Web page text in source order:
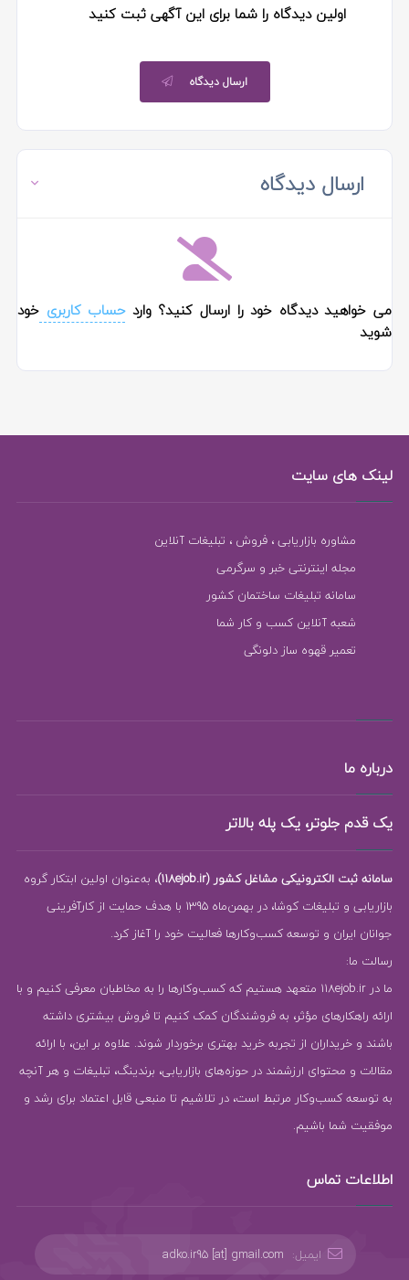
اولین دیدگاه را شما برای این آگهی ثبت کنید
ارسال دیدگاه
ارسال دیدگاه
می خواهید دیدگاه خود را ارسال کنید؟ واردحساب کاربریخود
شوید
لینک های سایت
مشاوره بازاریابی ، فروش ، تبلیغات آنلاین
مجله اینترنتی خبر و سرگرمی
سامانه تبلیغات ساختمان کشور
شعبه آنلاین کسب و کار شما
تعمیر قهوه ساز دلونگی
درباره ما
یک قدم جلوتر، یک پله بالاتر
سامانه ثبت الکترونیکی مشاغل کشور (118ejob.ir)
، به‌عنوان اولین ابتکار گروه
بازاریابی و تبلیغات کوشا، در بهمن‌ماه 1395 با هدف حمایت از کارآفرینی
جوانان ایران و توسعه کسب‌وکارها فعالیت خود را آغاز کرد.
رسالت ما:
ما در 118ejob.ir متعهد هستیم که کسب‌وکارها را به مخاطبان معرفی کنیم و با
ارائه راهکارهای مؤثر، به فروشندگان کمک کنیم تا فروش بیشتری داشته
باشند و خریداران از تجربه خرید بهتری برخوردار شوند. علاوه بر این، با ارائه
مقالات و محتوای ارزشمند در حوزه‌های بازاریابی، برندینگ، تبلیغات و هر آنچه
به توسعه کسب‌وکار مرتبط است، در تلاشیم تا منبعی قابل اعتماد برای رشد و
موفقیت شما باشیم.
اطلاعات تماس
ایمیل: adko.ir95 [at] gmail.com